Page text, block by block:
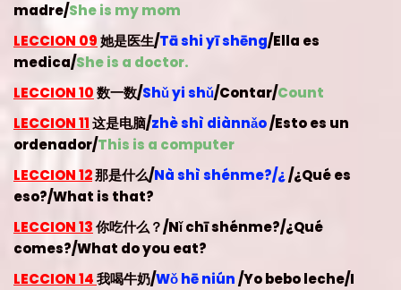
madre/She is my mom
LECCION 09她是医生/Tā shi yī shēng/Ella es
medica/She is a doctor.
LECCION 10数一数/Shǔ yi shǔ/Contar/Count
LECCION 11这是电脑/zhè shì diànnǎo/Esto es un
ordenador/This is a computer
LECCION 12那是什么/Nà shì shénme?/¿/¿Qué es
eso?/What is that?
LECCION 13你吃什么？/Nǐ chī shénme?/¿Qué
comes?/What do you eat?
LECCION 14我喝牛奶/Wǒ hē niún/Yo bebo leche/I